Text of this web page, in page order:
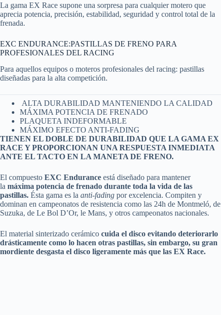
La gama EX Race supone una sorpresa para cualquier motero que
aprecia potencia, precisión, estabilidad, seguridad y control total de la
frenada.
EXC ENDURANCE:PASTILLAS DE FRENO PARA
PROFESIONALES DEL RACING
Para aquellos equipos o moteros profesionales del racing: pastillas
diseñadas para la alta competición.
ALTA DURABILIDAD MANTENIENDO LA CALIDAD
MÁXIMA POTENCIA DE FRENADO
PLAQUETA INDEFORMABLE
MÁXIMO EFECTO ANTI-FADING
TIENEN EL DOBLE DE DURABILIDAD QUE LA GAMA EX
RACE Y PROPORCIONAN UNA RESPUESTA INMEDIATA
ANTE EL TACTO EN LA MANETA DE FRENO.
El compuesto EXC Endurance está diseñado para mantener
la máxima potencia de frenado durante toda la vida de las
pastillas. Ésta gama es la anti-fading por excelencia. Compiten y
dominan en campeonatos de resistencia como las 24h de Montmeló, de
Suzuka, de Le Bol D’Or, le Mans, y otros campeonatos nacionales.
El material sinterizado cerámico cuida el disco evitando deteriorarlo
drásticamente como lo hacen otras pastillas, sin embargo, su gran
mordiente desgasta el disco ligeramente más que las EX Race.